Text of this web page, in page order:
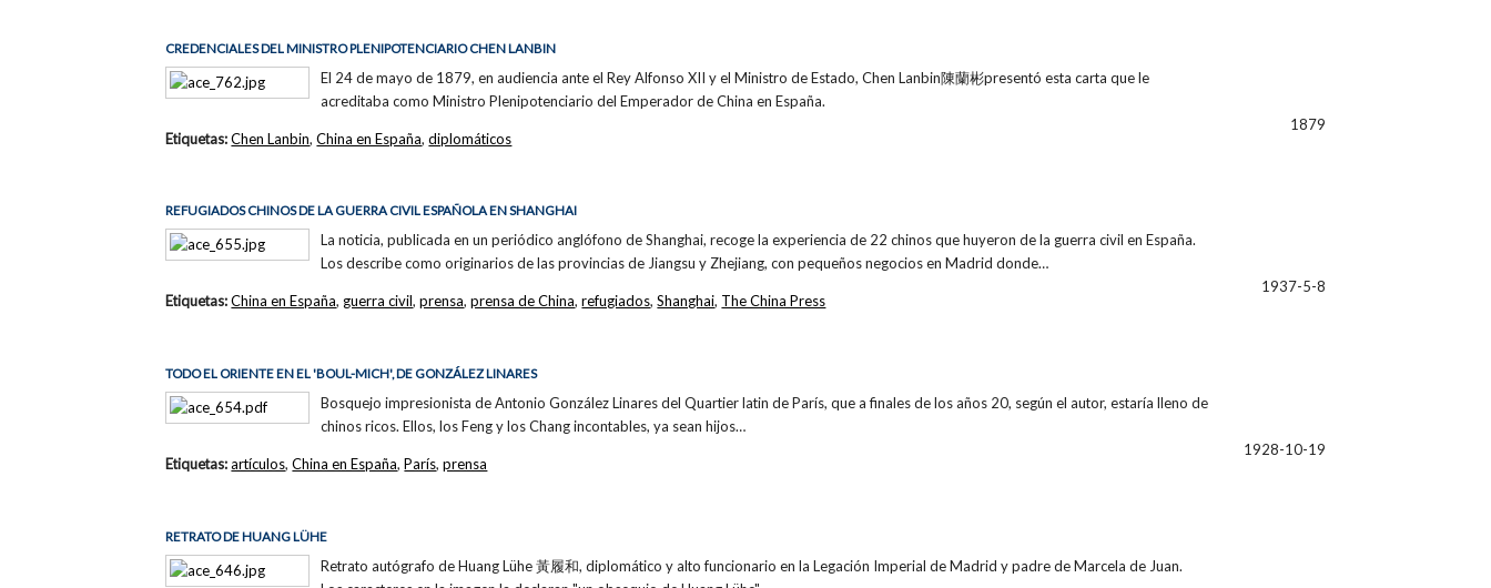
CREDENCIALES DEL MINISTRO PLENIPOTENCIARIO CHEN LANBIN
El 24 de mayo de 1879, en audiencia ante el Rey Alfonso XII y el Ministro de Estado, Chen Lanbin陳蘭彬presentó esta carta que le
acreditaba como Ministro Plenipotenciario del Emperador de China en España.
1879
Etiquetas:Chen Lanbin,China en España,diplomáticos
REFUGIADOS CHINOS DE LA GUERRA CIVIL ESPAÑOLA EN SHANGHAI
La noticia, publicada en un periódico anglófono de Shanghai, recoge la experiencia de 22 chinos que huyeron de la guerra civil en España.
Los describe como originarios de las provincias de Jiangsu y Zhejiang, con pequeños negocios en Madrid donde…
1937-5-8
Etiquetas:China en España, guerra civil,prensa,prensa de China,refugiados,Shanghai, The China Press
TODO EL ORIENTE EN EL 'BOUL-MICH', DE GONZÁLEZ LINARES
Bosquejo impresionista de Antonio González Linares del Quartier latin de París, que a finales de los años 20, según el autor, estaría lleno de
chinos ricos. Ellos, los Feng y los Chang incontables, ya sean hijos…
1928-10-19
Etiquetas:artículos,China en España,París,prensa
RETRATO DE HUANG LÜHE
Retrato autógrafo de Huang Lühe 黃履和, diplomático y alto funcionario en la Legación Imperial de Madrid y padre de Marcela de Juan.